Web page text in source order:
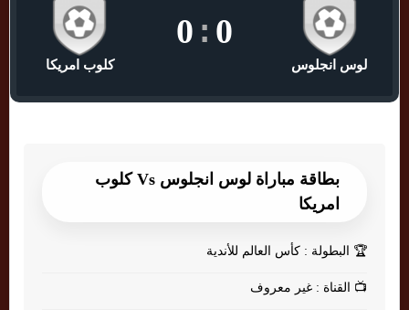
لوس انجلوس
0
:
0
كلوب امريكا
بطاقة مباراة لوس انجلوس Vs كلوب
امريكا
🏆 البطولة : كأس العالم للأندية
📺 القناة : غير معروف